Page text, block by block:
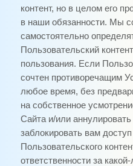
контент, но в целом его
в наши обязанности. Мы
самостоятельно
Пользовательский
пользования. Если
сочтен противоречащим
любое время, без
на собственное
Сайта и/или
заблокировать вам доступ
Пользовательского
ответственности за